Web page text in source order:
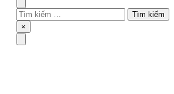
Tìm
kiếm
cho:
Close
×